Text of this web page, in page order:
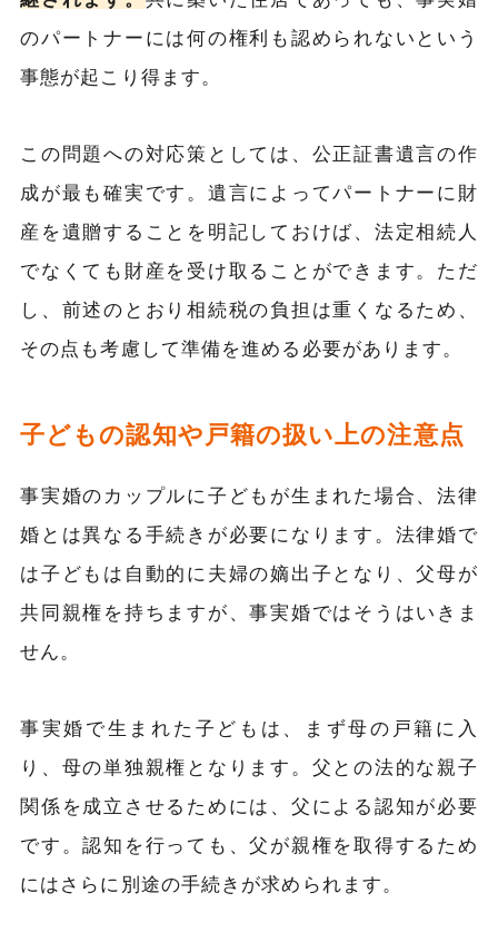
のパートナーには何の権利も認められないという
事態が起こり得ます。
この問題への対応策としては、公正証書遺言の作
成が最も確実です。遺言によってパートナーに財
産を遺贈することを明記しておけば、法定相続人
でなくても財産を受け取ることができます。ただ
し、前述のとおり相続税の負担は重くなるため、
その点も考慮して準備を進める必要があります。
子どもの認知や戸籍の扱い上の注意点
事実婚のカップルに子どもが生まれた場合、法律
婚とは異なる手続きが必要になります。法律婚で
は子どもは自動的に夫婦の嫡出子となり、父母が
共同親権を持ちますが、事実婚ではそうはいきま
せん。
事実婚で生まれた子どもは、まず母の戸籍に入
り、母の単独親権となります。父との法的な親子
関係を成立させるためには、父による認知が必要
です。認知を行っても、父が親権を取得するため
にはさらに別途の手続きが求められます。